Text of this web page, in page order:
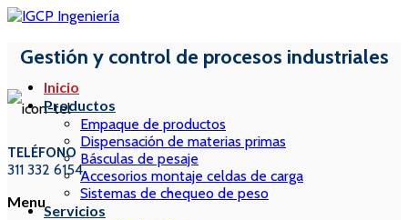
Gestión y control de procesos industriales
TELÉFONO
311 332 6154
Menu
Inicio
Productos
Empaque de productos
Dispensación de materias primas
Básculas de pesaje
Accesorios montaje celdas de carga
Sistemas de chequeo de peso
Servicios